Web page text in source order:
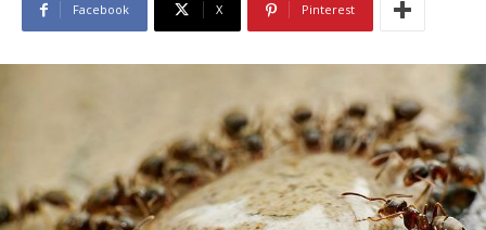
Facebook X Pinterest